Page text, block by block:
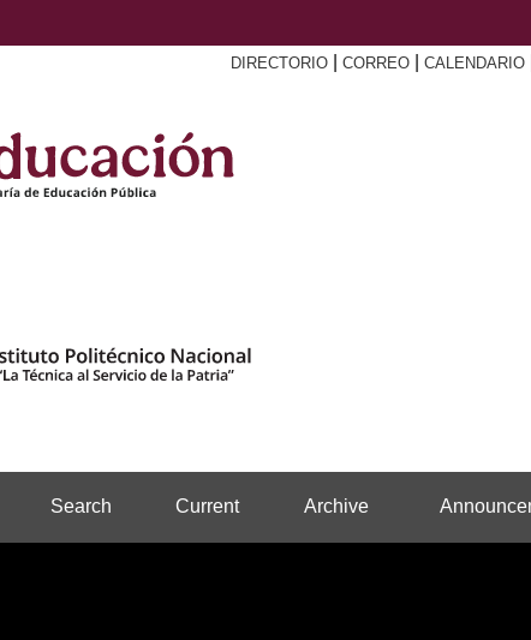
DIRECTORIO CORREO CALENDARIO
Search Current Archive